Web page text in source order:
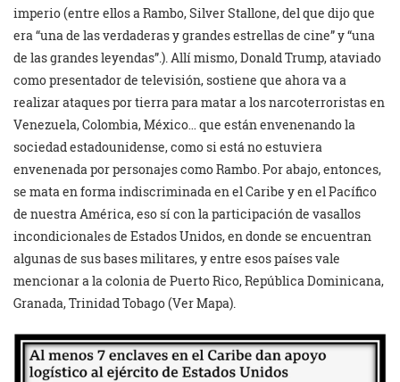
imperio (entre ellos a Rambo, Silver Stallone, del que dijo que
era “una de las verdaderas y grandes estrellas de cine” y “una
de las grandes leyendas”.). Allí mismo, Donald Trump, ataviado
como presentador de televisión, sostiene que ahora va a
realizar ataques por tierra para matar a los narcoterroristas en
Venezuela, Colombia, México… que están envenenando la
sociedad estadounidense, como si está no estuviera
envenenada por personajes como Rambo. Por abajo, entonces,
se mata en forma indiscriminada en el Caribe y en el Pacífico
de nuestra América, eso sí con la participación de vasallos
incondicionales de Estados Unidos, en donde se encuentran
algunas de sus bases militares, y entre esos países vale
mencionar a la colonia de Puerto Rico, República Dominicana,
Granada, Trinidad Tobago (Ver Mapa).